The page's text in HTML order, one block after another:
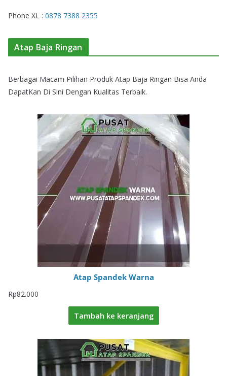
Phone XL : 0878 7388 2355
Atap Baja Ringan
Berbagai Macam Pilihan Produk Atap Baja Ringan Bisa Anda
DapatKan Di Sini Dengan Kualitas Terbaik.
Atap Spandek Warna
Rp82.000
Tambah ke keranjang